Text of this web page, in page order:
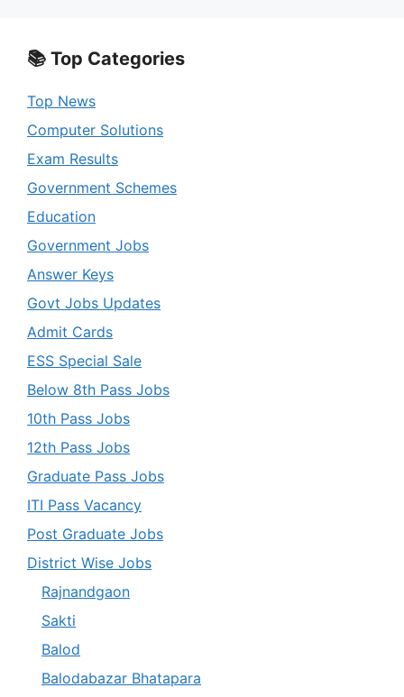
📚 Top Categories
Top News
Computer Solutions
Exam Results
Government Schemes
Education
Government Jobs
Answer Keys
Govt Jobs Updates
Admit Cards
ESS Special Sale
Below 8th Pass Jobs
10th Pass Jobs
12th Pass Jobs
Graduate Pass Jobs
ITI Pass Vacancy
Post Graduate Jobs
District Wise Jobs
Rajnandgaon
Sakti
Balod
Balodabazar Bhatapara